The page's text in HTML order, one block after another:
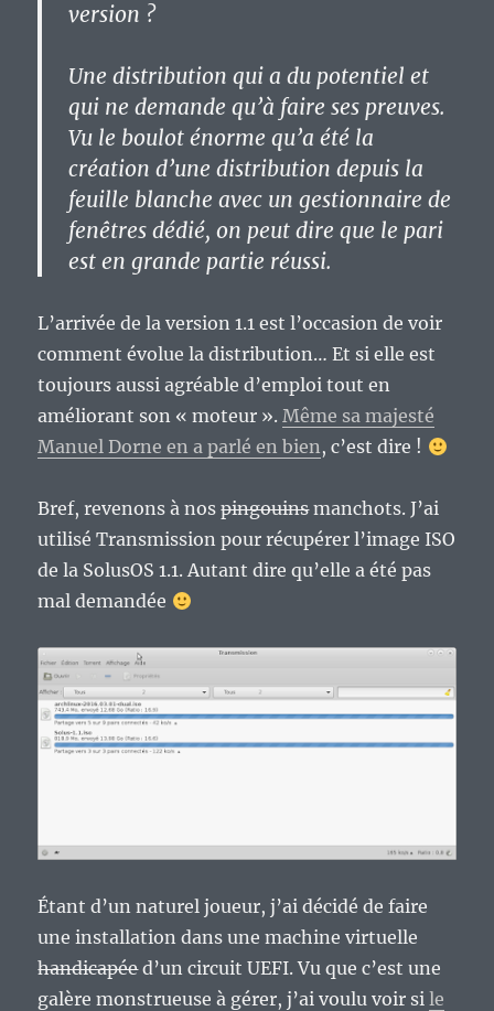
version ?
Une distribution qui a du potentiel et
qui ne demande qu’à faire ses preuves.
Vu le boulot énorme qu’a été la
création d’une distribution depuis la
feuille blanche avec un gestionnaire de
fenêtres dédié, on peut dire que le pari
est en grande partie réussi.
L’arrivée de la version 1.1 est l’occasion de voir
comment évolue la distribution… Et si elle est
toujours aussi agréable d’emploi tout en
améliorant son « moteur ».Même sa majesté
Manuel Dorne en a parlé en bien, c’est dire !
Bref, revenons à nospingouinsmanchots. J’ai
utilisé Transmission pour récupérer l’image ISO
de la SolusOS 1.1. Autant dire qu’elle a été pas
mal demandée
Étant d’un naturel joueur, j’ai décidé de faire
une installation dans une machine virtuelle
handicapéed’un circuit UEFI. Vu que c’est une
galère monstrueuse à gérer, j’ai voulu voir sile